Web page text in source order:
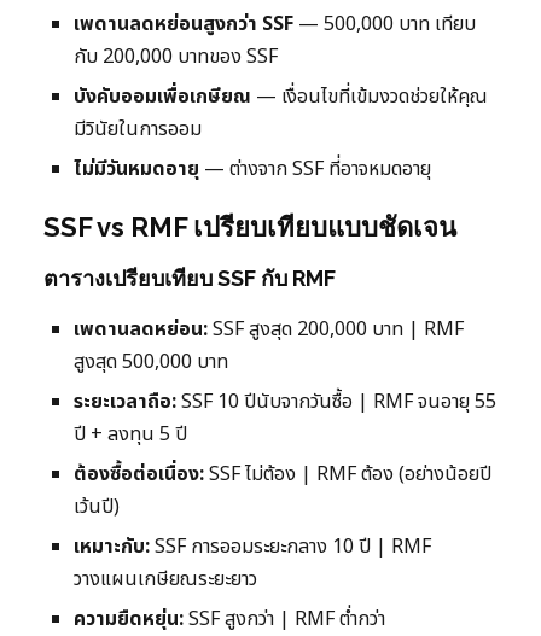
เพดานลดหย่อนสูงกว่า SSF — 500,000 บาท เทียบ
กับ 200,000 บาทของ SSF
บังคับออมเพื่อเกษียณ — เงื่อนไขที่เข้มงวดช่วยให้คุณ
มีวินัยในการออม
ไม่มีวันหมดอายุ — ต่างจาก SSF ที่อาจหมดอายุ
SSF vs RMF เปรียบเทียบแบบชัดเจน
ตารางเปรียบเทียบ SSF กับ RMF
เพดานลดหย่อน:SSF สูงสุด 200,000 บาท | RMF
สูงสุด 500,000 บาท
ระยะเวลาถือ:SSF 10 ปีนับจากวันซื้อ | RMF จนอายุ 55
ปี + ลงทุน 5 ปี
ต้องซื้อต่อเนื่อง:SSF ไม่ต้อง | RMF ต้อง (อย่างน้อยปี
เว้นปี)
เหมาะกับ:SSF การออมระยะกลาง 10 ปี | RMF
วางแผนเกษียณระยะยาว
ความยืดหยุ่น:SSF สูงกว่า | RMF ต่ำกว่า